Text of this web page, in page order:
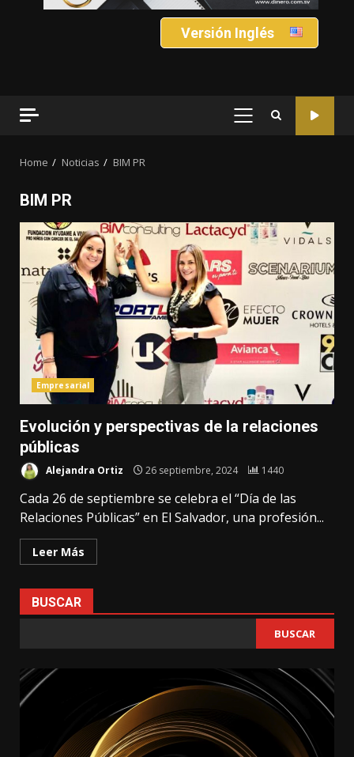
Versión Inglés
PRIMARY
Home Noticias BIM PR
BIM PR
Empresarial
Evolución y perspectivas de la relaciones
públicas
Alejandra Ortiz 26 septiembre, 2024 1440
Cada 26 de septiembre se celebra el “Día de las
Relaciones Públicas” en El Salvador, una profesión...
Leer Más
BUSCAR
BUSCAR